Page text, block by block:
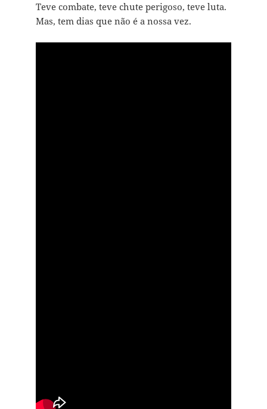
Teve combate, teve chute perigoso, teve luta.
Mas, tem dias que não é a nossa vez.